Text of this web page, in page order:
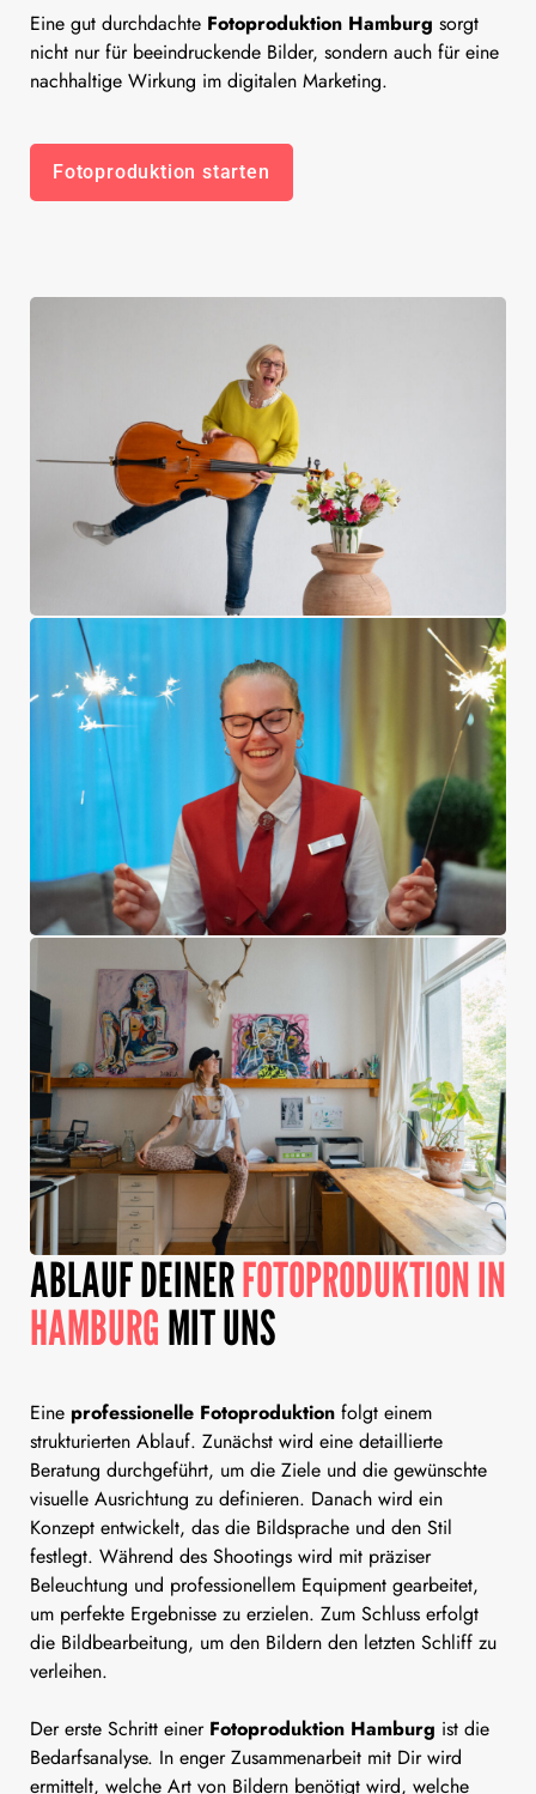
Eine gut durchdachte Fotoproduktion Hamburg sorgt
nicht nur für beeindruckende Bilder, sondern auch für eine
nachhaltige Wirkung im digitalen Marketing.
Fotoproduktion starten
ABLAUF DEINERFOTOPRODUKTION IN
HAMBURGMIT UNS
Eine professionelle Fotoproduktion folgt einem
strukturierten Ablauf. Zunächst wird eine detaillierte
Beratung durchgeführt, um die Ziele und die gewünschte
visuelle Ausrichtung zu definieren. Danach wird ein
Konzept entwickelt, das die Bildsprache und den Stil
festlegt. Während des Shootings wird mit präziser
Beleuchtung und professionellem Equipment gearbeitet,
um perfekte Ergebnisse zu erzielen. Zum Schluss erfolgt
die Bildbearbeitung, um den Bildern den letzten Schliff zu
verleihen.
Der erste Schritt einer Fotoproduktion Hamburg ist die
Bedarfsanalyse. In enger Zusammenarbeit mit Dir wird
ermittelt, welche Art von Bildern benötigt wird, welche